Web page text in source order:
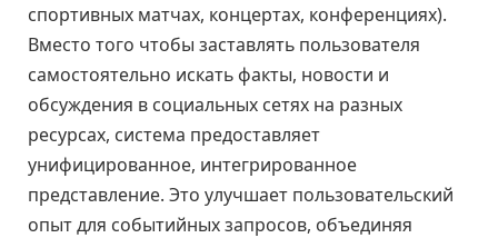
спортивных матчах, концертах, конференциях).
Вместо того чтобы заставлять пользователя
самостоятельно искать факты, новости и
обсуждения в социальных сетях на разных
ресурсах, система предоставляет
унифицированное, интегрированное
представление. Это улучшает пользовательский
опыт для событийных запросов, объединяя